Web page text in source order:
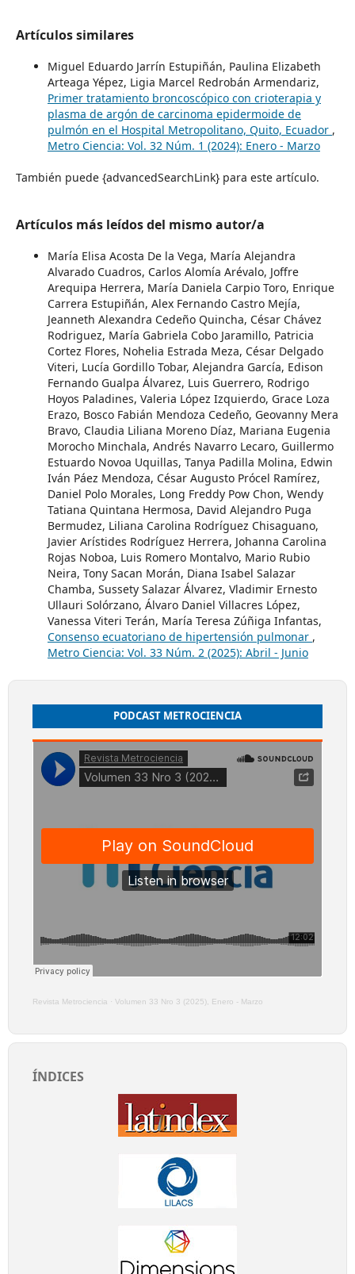
Artículos similares
Miguel Eduardo Jarrín Estupiñán, Paulina Elizabeth
Arteaga Yépez, Ligia Marcel Redrobán Armendariz,
Primer tratamiento broncoscópico con crioterapia y
plasma de argón de carcinoma epidermoide de
pulmón en el Hospital Metropolitano, Quito, Ecuador ,
Metro Ciencia: Vol. 32 Núm. 1 (2024): Enero - Marzo
También puede {advancedSearchLink} para este artículo.
Artículos más leídos del mismo autor/a
María Elisa Acosta De la Vega, María Alejandra
Alvarado Cuadros, Carlos Alomía Arévalo, Joffre
Arequipa Herrera, María Daniela Carpio Toro, Enrique
Carrera Estupiñán, Alex Fernando Castro Mejía,
Jeanneth Alexandra Cedeño Quincha, César Chávez
Rodriguez, María Gabriela Cobo Jaramillo, Patricia
Cortez Flores, Nohelia Estrada Meza, César Delgado
Viteri, Lucía Gordillo Tobar, Alejandra García, Edison
Fernando Gualpa Álvarez, Luis Guerrero, Rodrigo
Hoyos Paladines, Valeria López Izquierdo, Grace Loza
Erazo, Bosco Fabián Mendoza Cedeño, Geovanny Mera
Bravo, Claudia Liliana Moreno Díaz, Mariana Eugenia
Morocho Minchala, Andrés Navarro Lecaro, Guillermo
Estuardo Novoa Uquillas, Tanya Padilla Molina, Edwin
Iván Páez Mendoza, César Augusto Prócel Ramírez,
Daniel Polo Morales, Long Freddy Pow Chon, Wendy
Tatiana Quintana Hermosa, David Alejandro Puga
Bermudez, Liliana Carolina Rodríguez Chisaguano,
Javier Arístides Rodríguez Herrera, Johanna Carolina
Rojas Noboa, Luis Romero Montalvo, Mario Rubio
Neira, Tony Sacan Morán, Diana Isabel Salazar
Chamba, Sussety Salazar Álvarez, Vladimir Ernesto
Ullauri Solórzano, Álvaro Daniel Villacres López,
Vanessa Viteri Terán, María Teresa Zúñiga Infantas,
Consenso ecuatoriano de hipertensión pulmonar ,
Metro Ciencia: Vol. 33 Núm. 2 (2025): Abril - Junio
PODCAST METROCIENCIA
Revista Metrociencia · Volumen 33 Nro 3 (2025), Enero - Marzo
ÍNDICES